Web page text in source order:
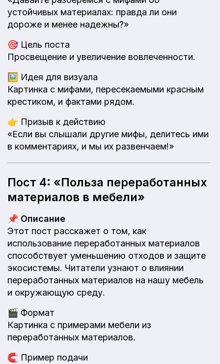
устойчивых материалах: правда ли они
дороже и менее надежны?»
🎯 Цель поста
Просвещение и увеличение вовлеченности.
🖼️ Идея для визуала
Картинка с мифами, пересекаемыми красным
крестиком, и фактами рядом.
👉 Призыв к действию
«Если вы слышали другие мифы, делитесь ими
в комментариях, и мы их развенчаем!»
Пост 4: «Польза переработанных
материалов в мебели»
📌 Описание
Этот пост расскажет о том, как
использование переработанных материалов
способствует уменьшению отходов и защите
экосистемы. Читатели узнают о влиянии
переработанных материалов на нашу мебель
и окружающую среду.
🎬 Формат
Картинка с примерами мебели из
переработанных материалов.
🧲 Пример подачи